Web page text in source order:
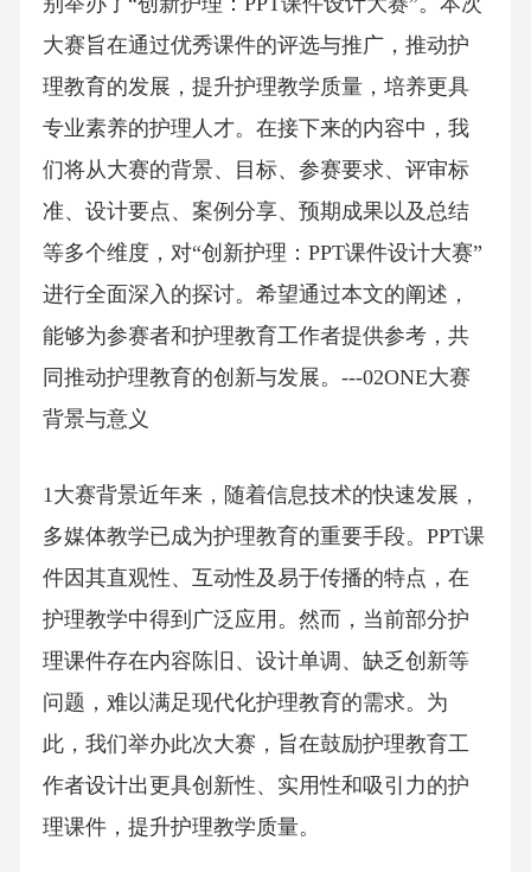
大赛旨在通过优秀课件的评选与推广，推动护
理教育的发展，提升护理教学质量，培养更具
专业素养的护理人才。在接下来的内容中，我
们将从大赛的背景、目标、参赛要求、评审标
准、设计要点、案例分享、预期成果以及总结
等多个维度，对“创新护理：PPT课件设计大赛”
进行全面深入的探讨。希望通过本文的阐述，
能够为参赛者和护理教育工作者提供参考，共
同推动护理教育的创新与发展。---02ONE大赛
背景与意义
1大赛背景近年来，随着信息技术的快速发展，
多媒体教学已成为护理教育的重要手段。PPT课
件因其直观性、互动性及易于传播的特点，在
护理教学中得到广泛应用。然而，当前部分护
理课件存在内容陈旧、设计单调、缺乏创新等
问题，难以满足现代化护理教育的需求。为
此，我们举办此次大赛，旨在鼓励护理教育工
作者设计出更具创新性、实用性和吸引力的护
理课件，提升护理教学质量。